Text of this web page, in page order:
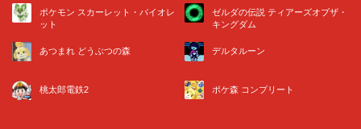
ポケモン スカーレット・バイオレ
ット
ゼルダの伝説 ティアーズオブザ・
キングダム
あつまれ どうぶつの森 デルタルーン
桃太郎電鉄2 ポケ森 コンプリート